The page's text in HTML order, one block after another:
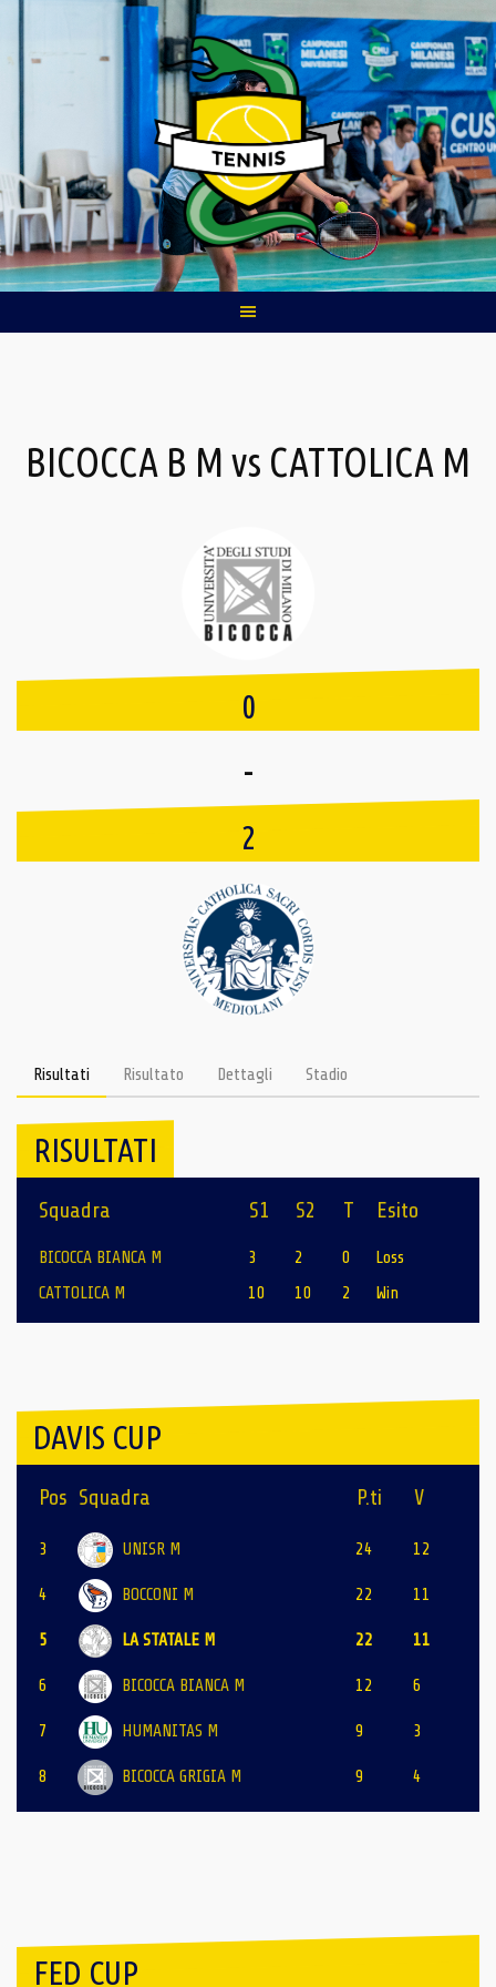
content
BICOCCA B M vs CATTOLICA M
0
-
2
Risultati Risultato Dettagli Stadio
RISULTATI
Squadra S1 S2 T Esito
BICOCCA BIANCA M 3 2 0
Loss
CATTOLICA M
10 10 2 Win
DAVIS CUP
Pos Squadra P.ti V
3 UNISR M 24 12
4 BOCCONI M 22 11
5 LA STATALE M 22 11
6 BICOCCA BIANCA M 12 6
7 HUMANITAS M 9 3
8 BICOCCA GRIGIA M 9 4
FED CUP